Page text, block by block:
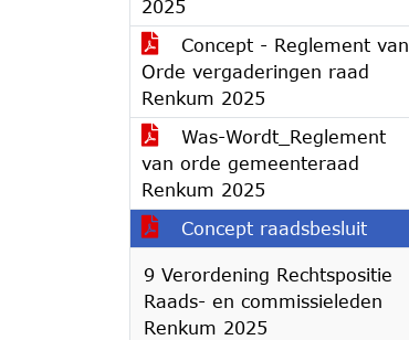
2025
Concept - Reglement van
Orde vergaderingen raad
Renkum 2025
Was-Wordt_Reglement
van orde gemeenteraad
Renkum 2025
Concept raadsbesluit
9 Verordening Rechtspositie
Raads- en commissieleden
Renkum 2025